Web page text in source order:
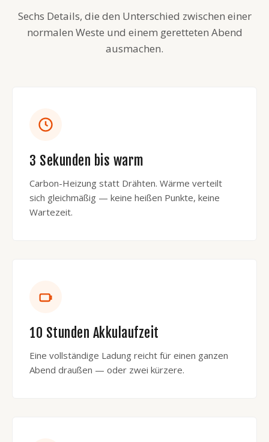
Sechs Details, die den Unterschied zwischen einer
normalen Weste und einem geretteten Abend
ausmachen.
3 Sekunden bis warm
Carbon-Heizung statt Drähten. Wärme verteilt
sich gleichmäßig — keine heißen Punkte, keine
Wartezeit.
10 Stunden Akkulaufzeit
Eine vollständige Ladung reicht für einen ganzen
Abend draußen — oder zwei kürzere.